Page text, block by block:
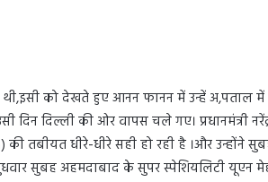
को देखते हुए आनन फानन में उन्हें अ,पताल में
दिल्ली की ओर वापस चले गए। प्रधानमंत्री
तबीयत धीरे-धीरे सही हो रही है ।और उन्होंने
सुबह अहमदाबाद के सुपर स्पेशियलिटी यूएन